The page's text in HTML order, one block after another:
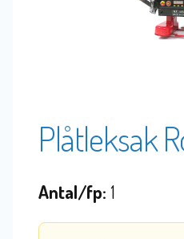
Plåtleksak
Antal/fp: 1